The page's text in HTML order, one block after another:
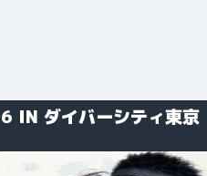
IN ダイバーシティ東京